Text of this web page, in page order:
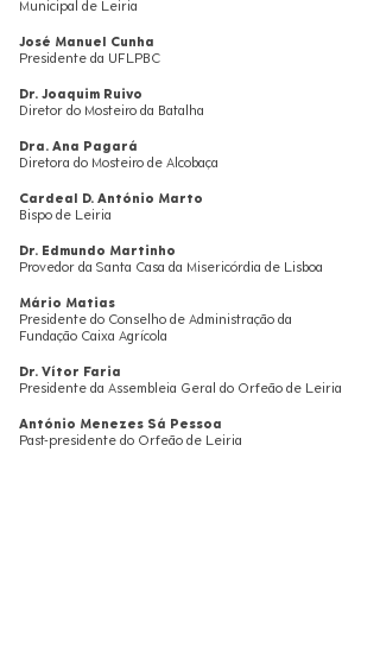
Municipal de Leiria
José Manuel Cunha
Presidente da UFLPBC
Dr. Joaquim Ruivo
Diretor do Mosteiro da Batalha
Dra. Ana Pagará
Diretora do Mosteiro de Alcobaça
Cardeal D. António Marto
Bispo de Leiria
Dr. Edmundo Martinho
Provedor da Santa Casa da Misericórdia de Lisboa
Mário Matias
Presidente do Conselho de Administração da
Fundação Caixa Agrícola
Dr. Vítor Faria
Presidente da Assembleia Geral do Orfeão de Leiria
António Menezes Sá Pessoa
Past-presidente do Orfeão de Leiria